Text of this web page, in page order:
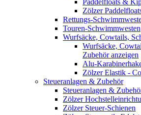
Zölzer
Rettungs-
Touren-Schwimmwesten
Wurfsäcke, Cowtails,
Wurfsäcke,
Zubehör anzeigen
Alu-
Zölzer Elastik -
Steueranlagen & Zubehör
Steueranlagen &
Zölzer
Zölzer Steuer-Schienen